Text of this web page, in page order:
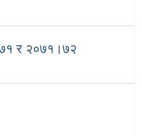
र २०७१।७२